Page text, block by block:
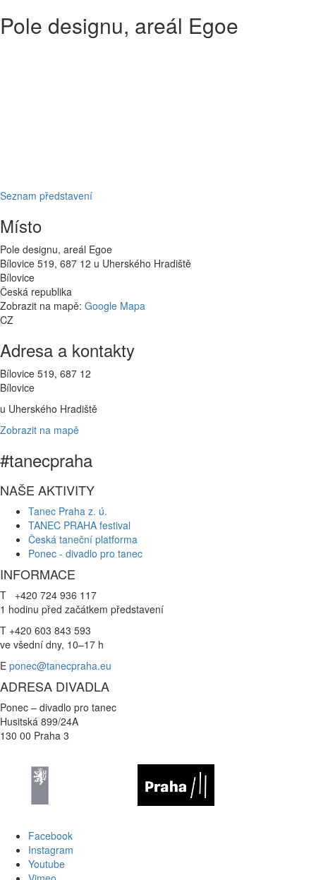
Pole designu, areál Egoe
Seznam představení
Místo
Pole designu, areál Egoe
Bílovice 519, 687 12 u Uherského Hradiště
Bílovice
Česká republika
Zobrazit na mapě: Google Mapa
CZ
Adresa a kontakty
Bílovice 519, 687 12
Bílovice
u Uherského Hradiště
Zobrazit na mapě
#tanecpraha
NAŠE AKTIVITY
Tanec Praha z. ú.
TANEC PRAHA festival
Česká taneční platforma
Ponec - divadlo pro tanec
INFORMACE
T +420 724 936 117
1 hodinu před začátkem představení
T +420 603 843 593
ve všední dny, 10–17 h
E ponec@tanecpraha.eu
ADRESA DIVADLA
Ponec – divadlo pro tanec
Husitská 899/24A
130 00 Praha 3
Facebook
Instagram
Youtube